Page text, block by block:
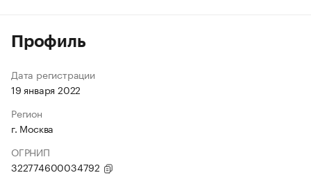
Профиль
Дата регистрации
19 января 2022
Регион
г. Москва
ОГРНИП
322774600034792